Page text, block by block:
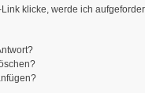
klicke, werde ich